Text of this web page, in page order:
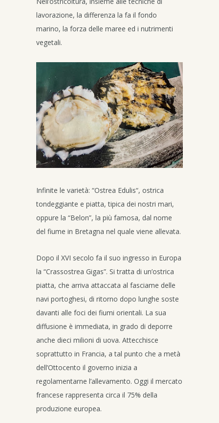
lavorazione, la differenza la fa il fondo
marino, la forza delle maree ed i nutrimenti
vegetali.
Infinite le varietà: “Ostrea Edulis“, ostrica
tondeggiante e piatta, tipica dei nostri mari,
oppure la “Belon”, la più famosa, dal nome
del fiume in Bretagna nel quale viene allevata.
Dopo il XVI secolo fa il suo ingresso in Europa
la “Crassostrea Gigas”. Si tratta di un’ostrica
piatta, che arriva attaccata al fasciame delle
navi portoghesi, di ritorno dopo lunghe soste
davanti alle foci dei fiumi orientali. La sua
diffusione è immediata, in grado di deporre
anche dieci milioni di uova. Attecchisce
soprattutto in Francia, a tal punto che a metà
dell’Ottocento il governo inizia a
regolamentarne l’allevamento. Oggi il mercato
francese rappresenta circa il 75% della
produzione europea.